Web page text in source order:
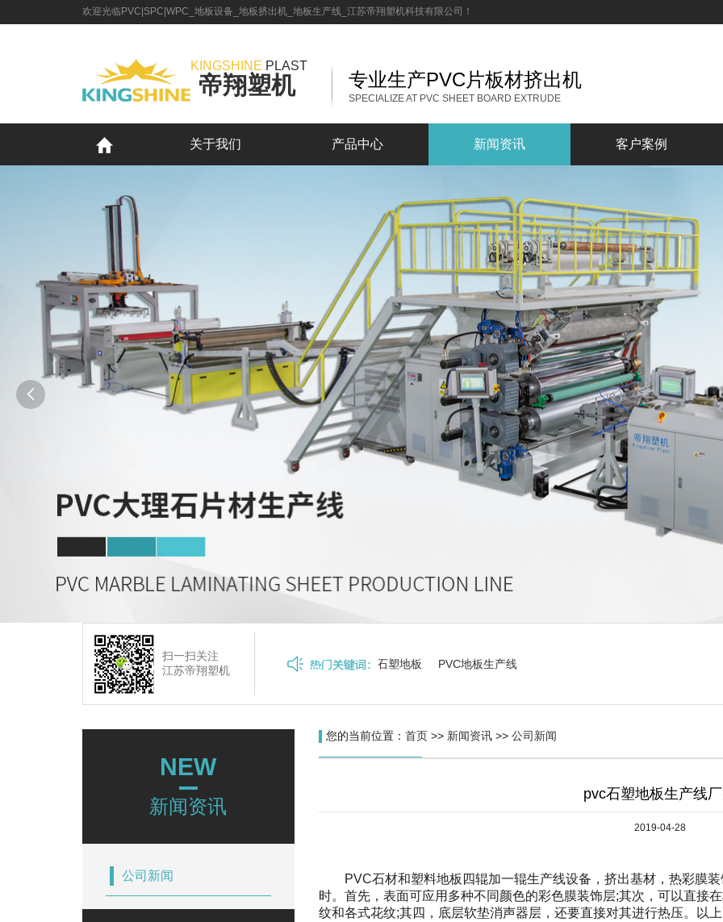
WPC木塑地板生产线
PVC仿大理石生产线
LVT地板生产线
PVC 木塑中空门板生产线
PVC墙板设备（无缝）
塑料板材生产线
欢迎光临PVC|SPC|WPC_地板设备_地板挤出机_地板生产线_江苏帝翔塑机科技有限公司！
KINGSHINE PLAST
帝翔塑机 专业生产PVC片板材挤出机
SPECIALIZE AT PVC SHEET BOARD EXTRUDE
关于我们 产品中心 新闻资讯 客户案例

扫一扫关注
江苏帝翔塑机
石塑地板 PVC地板生产线 WPC地板生产线 SPC地板 石塑地板 PVC地板生产线
NEW
新闻资讯
公司新闻
您的当前位置： 首页>> 新闻资讯>> 公司新闻
pvc石塑地板生产线
2019-04-28
​PVC石材和塑料地板四辊加一辊生产线设备，挤出基材，热彩膜
时。首先，表面可应用多种不同颜色的彩色膜装饰层;其次，可以直接
纹和各式花纹;其四，底层软垫消声器层，还要直接对其进行热压。以